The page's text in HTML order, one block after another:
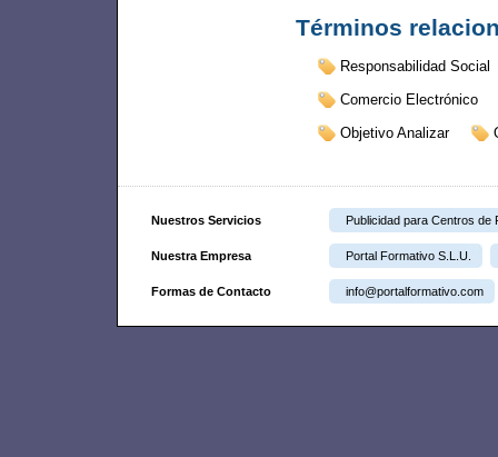
Términos
Responsabilidad Social
Comercio Electrónico
Objetivo Analizar
Nuestros Servicios Publicidad para Centros de
Nuestra Empresa Portal Formativo S.L.U.
Formas de Contacto info@portalformativo.com